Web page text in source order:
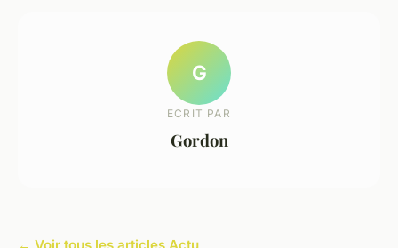
G
ECRIT PAR
Gordon